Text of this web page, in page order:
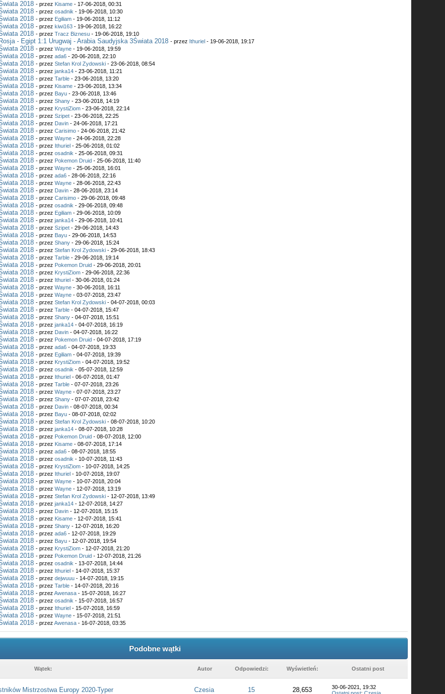
2018 - przez Kisame - 17-06-2018, 00:31
2018 - przezosadnik - 19-06-2018, 10:30
2018 - przez Egiliam - 19-06-2018, 11:12
2018 - przezkiwi163 - 19-06-2018, 16:22
2018 - przezTracz Biznesu - 19-06-2018, 19:10
- Egipt 1:1 Urugwaj - Arabia Saudyjska 3Świata 2018 - przez Ithuriel - 19-06-2018, 19:17
2018 - przezWayne - 19-06-2018, 19:59
2018 - przezada6 - 20-06-2018, 22:10
2018 - przezStefan Krol Zydowski - 23-06-2018, 08:54
2018 - przezjanka14 - 23-06-2018, 11:21
2018 - przezTarble - 23-06-2018, 13:20
2018 - przez Kisame - 23-06-2018, 13:34
2018 - przez Bayu - 23-06-2018, 13:46
2018 - przezShany - 23-06-2018, 14:19
2018 - przez KrystiZiom - 23-06-2018, 22:14
2018 - przezSzipet - 23-06-2018, 22:25
2018 - przez Davin - 24-06-2018, 17:21
2018 - przezCarisimo - 24-06-2018, 21:42
2018 - przezWayne - 24-06-2018, 22:28
2018 - przez Ithuriel - 25-06-2018, 01:02
2018 - przezosadnik - 25-06-2018, 09:31
2018 - przez Pokemon Druid - 25-06-2018, 11:40
2018 - przezWayne - 25-06-2018, 16:01
2018 - przezada6 - 28-06-2018, 22:16
2018 - przezWayne - 28-06-2018, 22:43
2018 - przez Davin - 28-06-2018, 23:14
2018 - przezCarisimo - 29-06-2018, 09:48
2018 - przezosadnik - 29-06-2018, 09:48
2018 - przez Egiliam - 29-06-2018, 10:09
2018 - przezjanka14 - 29-06-2018, 10:41
2018 - przezSzipet - 29-06-2018, 14:43
2018 - przez Bayu - 29-06-2018, 14:53
2018 - przezShany - 29-06-2018, 15:24
2018 - przezStefan Krol Zydowski - 29-06-2018, 18:43
2018 - przezTarble - 29-06-2018, 19:14
2018 - przez Pokemon Druid - 29-06-2018, 20:01
2018 - przez KrystiZiom - 29-06-2018, 22:36
2018 - przez Ithuriel - 30-06-2018, 01:24
2018 - przezWayne - 30-06-2018, 16:11
2018 - przezWayne - 03-07-2018, 23:47
2018 - przezStefan Krol Zydowski - 04-07-2018, 00:03
2018 - przezTarble - 04-07-2018, 15:47
2018 - przezShany - 04-07-2018, 15:51
2018 - przezjanka14 - 04-07-2018, 16:19
2018 - przez Davin - 04-07-2018, 16:22
2018 - przez Pokemon Druid - 04-07-2018, 17:19
2018 - przezada6 - 04-07-2018, 19:33
2018 - przez Egiliam - 04-07-2018, 19:39
2018 - przez KrystiZiom - 04-07-2018, 19:52
2018 - przezosadnik - 05-07-2018, 12:59
2018 - przez Ithuriel - 06-07-2018, 01:47
2018 - przezTarble - 07-07-2018, 23:26
2018 - przezWayne - 07-07-2018, 23:27
2018 - przezShany - 07-07-2018, 23:42
2018 - przez Davin - 08-07-2018, 00:34
2018 - przez Bayu - 08-07-2018, 02:02
2018 - przezStefan Krol Zydowski - 08-07-2018, 10:20
2018 - przezjanka14 - 08-07-2018, 10:28
2018 - przez Pokemon Druid - 08-07-2018, 12:00
2018 - przez Kisame - 08-07-2018, 17:14
2018 - przezada6 - 08-07-2018, 18:55
2018 - przezosadnik - 10-07-2018, 11:43
2018 - przez KrystiZiom - 10-07-2018, 14:25
2018 - przez Ithuriel - 10-07-2018, 19:07
2018 - przezWayne - 10-07-2018, 20:04
2018 - przezWayne - 12-07-2018, 13:19
2018 - przezStefan Krol Zydowski - 12-07-2018, 13:49
2018 - przezjanka14 - 12-07-2018, 14:27
2018 - przez Davin - 12-07-2018, 15:15
2018 - przez Kisame - 12-07-2018, 15:41
2018 - przezShany - 12-07-2018, 16:20
2018 - przezada6 - 12-07-2018, 19:29
2018 - przez Bayu - 12-07-2018, 19:54
2018 - przez KrystiZiom - 12-07-2018, 21:20
2018 - przez Pokemon Druid - 12-07-2018, 21:26
2018 - przezosadnik - 13-07-2018, 14:44
2018 - przez Ithuriel - 14-07-2018, 15:37
2018 - przezdejwuuu - 14-07-2018, 19:15
2018 - przezTarble - 14-07-2018, 20:16
2018 - przezAwenasa - 15-07-2018, 16:27
2018 - przezosadnik - 15-07-2018, 16:57
2018 - przez Ithuriel - 15-07-2018, 16:59
2018 - przezWayne - 15-07-2018, 21:51
2018 - przezAwenasa - 16-07-2018, 03:35
Podobne wątki
Wątek: Autor Odpowiedzi: Wyświetleń: Ostatni post
Mistrzostwa Europy 2020-Typer Czesia 15 28,653
30-06-2021, 19:32